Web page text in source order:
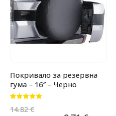
Покривало за резервна
гума – 16″ – Черно
14.82€